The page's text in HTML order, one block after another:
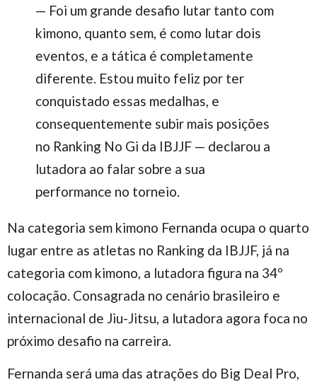
— Foi um grande desafio lutar tanto com
kimono, quanto sem, é como lutar dois
eventos, e a tática é completamente
diferente. Estou muito feliz por ter
conquistado essas medalhas, e
consequentemente subir mais posições
no Ranking No Gi da IBJJF — declarou a
lutadora ao falar sobre a sua
performance no torneio.
Na categoria sem kimono Fernanda ocupa o quarto
lugar entre as atletas no Ranking da IBJJF, já na
categoria com kimono, a lutadora figura na 34º
colocação. Consagrada no cenário brasileiro e
internacional de Jiu-Jitsu, a lutadora agora foca no
próximo desafio na carreira.
Fernanda será uma das atrações do Big Deal Pro,